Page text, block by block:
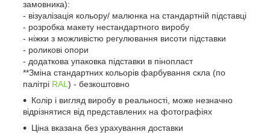
замовника):
- візуалізація кольору/ малюнка на стандартній підставці
- розробка макету нестандартного виробу
- ніжки з можливістю регулювання висоти підставки
- роликові опори
- додаткова упаковка підставки в пінопласт
**Зміна стандартних кольорів фарбування скла (по
палітрі RAL) - безкоштовно
Колір і вигляд виробу в реальності, може незначно
відрізнятися від представлених на фотографіях
Ціна вказана без урахування доставки